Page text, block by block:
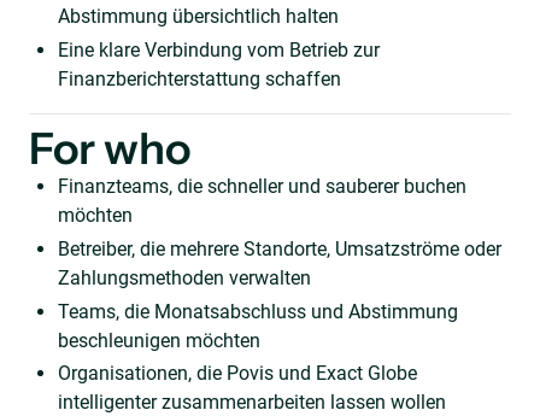
Abstimmung übersichtlich halten
Eine klare Verbindung vom Betrieb zur
Finanzberichterstattung schaffen
For who
Finanzteams, die schneller und sauberer buchen
möchten
Betreiber, die mehrere Standorte, Umsatzströme oder
Zahlungsmethoden verwalten
Teams, die Monatsabschluss und Abstimmung
beschleunigen möchten
Organisationen, die Povis und Exact Globe
intelligenter zusammenarbeiten lassen wollen